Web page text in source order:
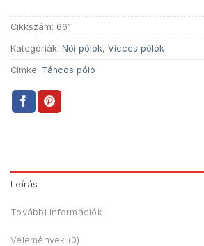
Cikkszám: 661
Kategóriák: Női pólók, Vicces pólók
Címke: Táncos póló
Leírás
További információk
Vélemények (0)